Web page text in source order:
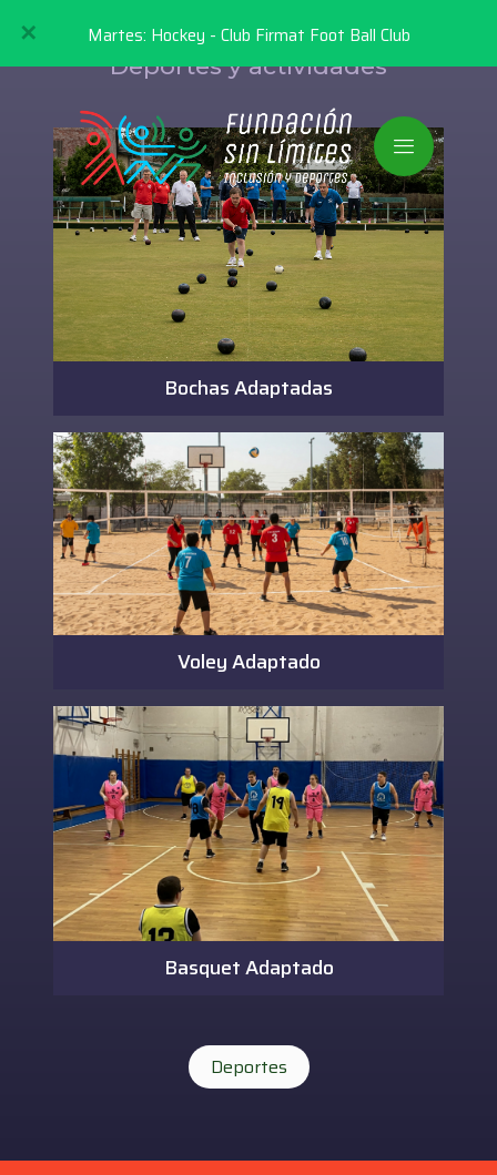
Martes: Hockey - Club Firmat Foot Ball Club
✕
Deportes y actividades
Bochas Adaptadas
Voley Adaptado
Basquet Adaptado
Deportes